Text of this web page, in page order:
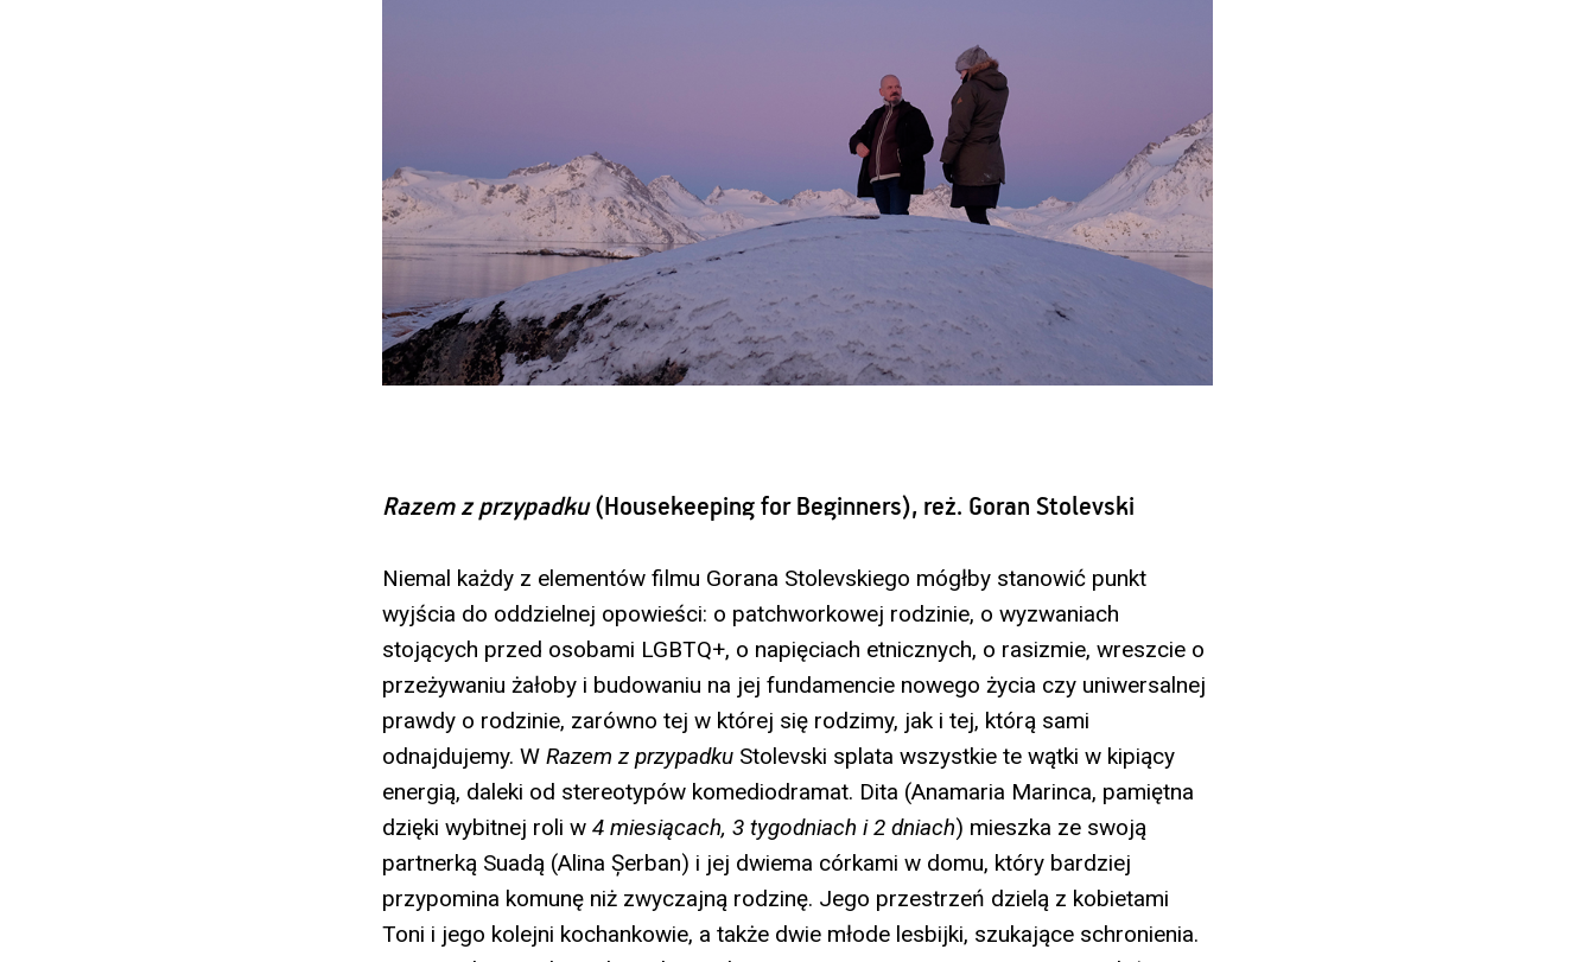
Razem z przypadku(Housekeeping for Beginners), reż. Goran Stolevski
Niemal każdy z elementów filmu Gorana Stolevskiego mógłby stanowić punkt
wyjścia do oddzielnej opowieści: o patchworkowej rodzinie, o wyzwaniach
stojących przed osobami LGBTQ+, o napięciach etnicznych, o rasizmie, wreszcie o
przeżywaniu żałoby i budowaniu na jej fundamencie nowego życia czy uniwersalnej
prawdy o rodzinie, zarówno tej w której się rodzimy, jak i tej, którą sami
odnajdujemy. W Razem z przypadku Stolevski splata wszystkie te wątki w kipiący
energią, daleki od stereotypów komediodramat. Dita (Anamaria Marinca, pamiętna
dzięki wybitnej roli w 4 miesiącach, 3 tygodniach i 2 dniach) mieszka ze swoją
partnerką Suadą (Alina Șerban) i jej dwiema córkami w domu, który bardziej
przypomina komunę niż zwyczajną rodzinę. Jego przestrzeń dzielą z kobietami
Toni i jego kolejni kochankowie, a także dwie młode lesbijki, szukające schronienia.